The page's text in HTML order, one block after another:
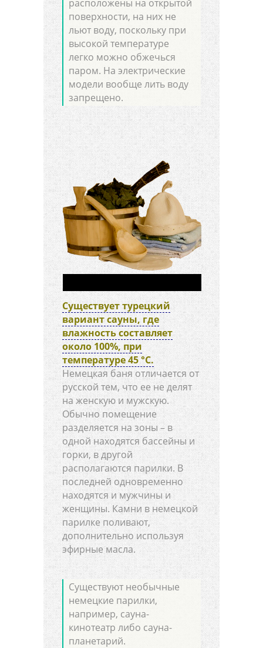
расположены на открытой
поверхности, на них не
льют воду, поскольку при
высокой температуре
легко можно обжечься
паром. На электрические
модели вообще лить воду
запрещено.
Существует турецкий
вариант сауны, где
влажность составляет
около 100%, при
температуре 45 °C.
Немецкая баня отличается от
русской тем, что ее не делят
на женскую и мужскую.
Обычно помещение
разделяется на зоны – в
одной находятся бассейны и
горки, в другой
располагаются парилки. В
последней одновременно
находятся и мужчины и
женщины. Камни в немецкой
парилке поливают,
дополнительно используя
эфирные масла.
Существуют необычные
немецкие парилки,
например, сауна-
кинотеатр либо сауна-
планетарий.